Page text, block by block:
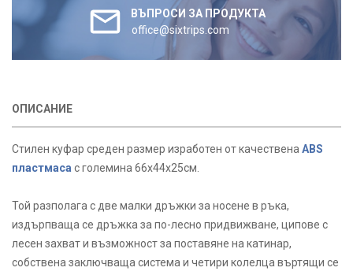
ВЪПРОСИ ЗА ПРОДУКТА
office@sixtrips.com
ОПИСАНИЕ
Стилен куфар среден размер изработен от качествена ABS
пластмаса с големина 66х44х25см.
Той разполага с две малки дръжки за носене в ръка,
издърпваща се дръжка за по-лесно придвижване, ципове с
лесен захват и възможност за поставяне на катинар,
собствена заключваща система и четири колелца въртящи се